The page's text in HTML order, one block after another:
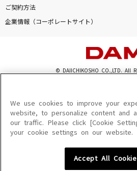
ご契約方法
企業情報（コーポレートサイト）
© DAIICHIKOSHO CO.,LTD. All
このサイトに掲載されている一切の文章・画像・
を問わず、著作権法の定める範囲を超えて無断で複
を禁じます。
楽曲及びコンテンツは、機種によりご利用いただけ
楽曲及びコンテンツの配信日、配信内容が変更にな
We use cookies to improve your
website, to personalize content and
our traffic. Please click [Cookie
your cookie settings on our website.
Accept All